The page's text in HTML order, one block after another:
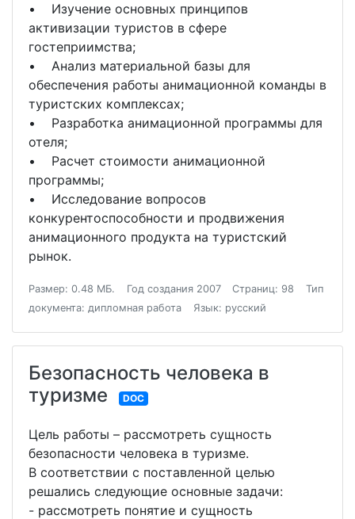
• Изучение основных принципов
активизации туристов в сфере
гостеприимства;
• Анализ материальной базы для
обеспечения работы анимационной команды в
туристских комплексах;
• Разработка анимационной программы для
отеля;
• Расчет стоимости анимационной
программы;
• Исследование вопросов
конкурентоспособности и продвижения
анимационного продукта на туристский
рынок.
Размер: 0.48 МБ. Год создания 2007 Страниц: 98
Тип
документа: дипломная работа
Язык: русский
Безопасность человека в
туризме
DOC
Цель работы – рассмотреть сущность
безопасности человека в туризме.
В соответствии с поставленной целью
решались следующие основные задачи:
- рассмотреть понятие и сущность